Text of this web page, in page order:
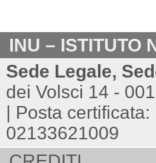
INU – ISTITUTO
Sede Legale,
dei Volsci 14 -
| Posta certificata:
02133621009